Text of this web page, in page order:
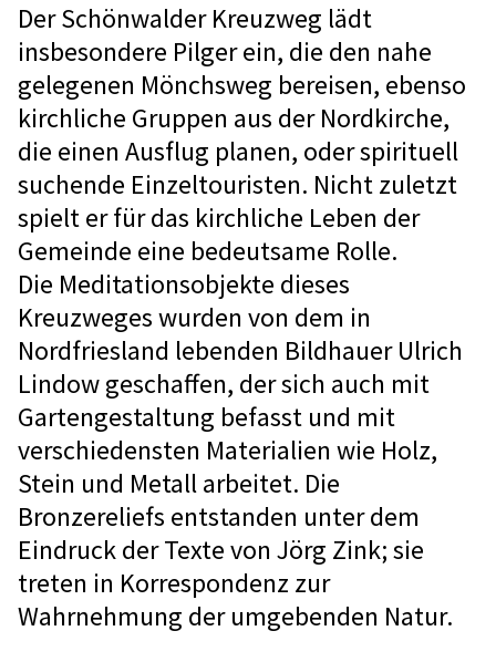
Der Schönwalder Kreuzweg lädt
insbesondere Pilger ein, die den nahe
gelegenen Mönchsweg bereisen, ebenso
kirchliche Gruppen aus der Nordkirche,
die einen Ausflug planen, oder spirituell
suchende Einzeltouristen. Nicht zuletzt
spielt er für das kirchliche Leben der
Gemeinde eine bedeutsame Rolle.
Die Meditationsobjekte dieses
Kreuzweges wurden von dem in
Nordfriesland lebenden Bildhauer Ulrich
Lindow geschaffen, der sich auch mit
Gartengestaltung befasst und mit
verschiedensten Materialien wie Holz,
Stein und Metall arbeitet. Die
Bronzereliefs entstanden unter dem
Eindruck der Texte von Jörg Zink; sie
treten in Korrespondenz zur
Wahrnehmung der umgebenden Natur.